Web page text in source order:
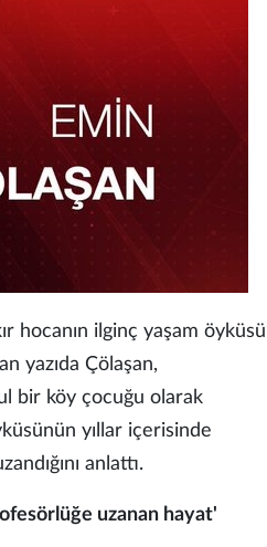
hocanın ilginç yaşam
yazıda Çölaşan,
bir köy çocuğu olarak
yıllar içerisinde
anlattı.
uzanan hayat'